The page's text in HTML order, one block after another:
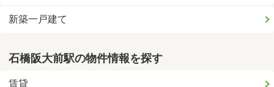
新築一戸建て
石橋阪大前駅の物件情報を探す
賃貸